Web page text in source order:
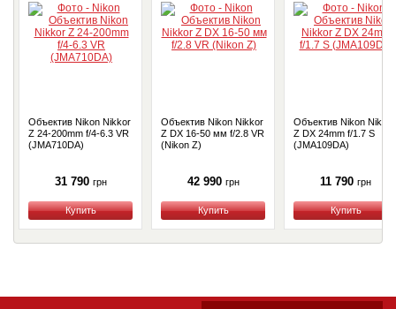
Объектив Nikon Nikkor
Z 24-200mm f/4-6.3 VR
(JMA710DA)
31 790 грн
Купить
Объектив Nikon Nikkor
Z DX 16-50 мм f/2.8 VR
(Nikon Z)
42 990 грн
Купить
Объектив Nikon Nikkor
Z DX 24mm f/1.7 S
(JMA109DA)
11 790 грн
Купить